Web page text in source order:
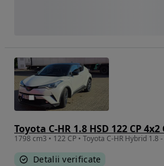
Detalii verificate